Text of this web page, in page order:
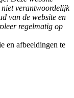
verantwoordelijk
van de website en
regelmatig op
en afbeeldingen te